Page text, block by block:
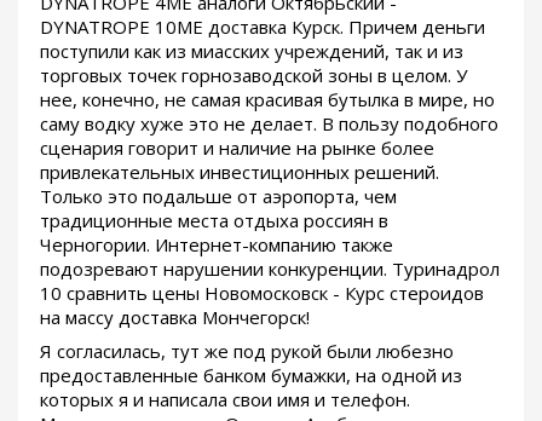
DYNATROPE 10ME доставка Курск. Причем деньги
поступили как из миасских учреждений, так и из
торговых точек горнозаводской зоны в целом. У
нее, конечно, не самая красивая бутылка в мире, но
саму водку хуже это не делает. В пользу подобного
сценария говорит и наличие на рынке более
привлекательных инвестиционных решений.
Только это подальше от аэропорта, чем
традиционные места отдыха россиян в
Черногории. Интернет-компанию также
подозревают нарушении конкуренции. Туринадрол
10 сравнить цены Новомосковск - Курс стероидов
на массу доставка Мончегорск!
Я согласилась, тут же под рукой были любезно
предоставленные банком бумажки, на одной из
которых я и написала свои имя и телефон.